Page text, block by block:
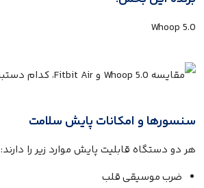
Whoop 5.0
سنسورها و امکانات پایش سلامت
هر دو دستگاه قابلیت پایش موارد زیر را دارند:
ضرب موسیقی قلب